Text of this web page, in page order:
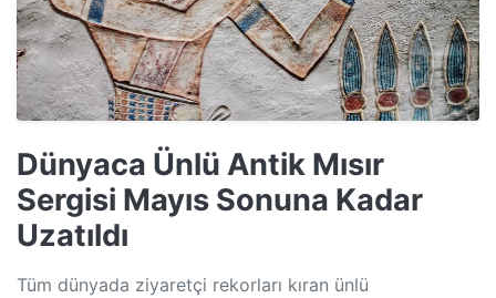
Dünyaca Ünlü Antik Mısır
Sergisi Mayıs Sonuna Kadar
Uzatıldı
Tüm dünyada ziyaretçi rekorları kıran ünlü